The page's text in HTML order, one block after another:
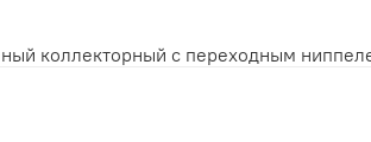
коллекторный с переходным